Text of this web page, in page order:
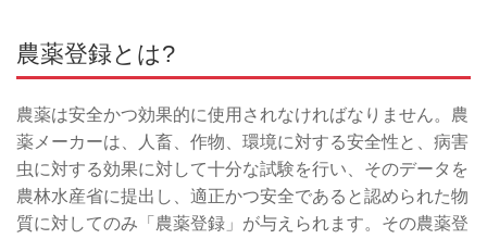
農薬登録とは?
農薬は安全かつ効果的に使用されなければなりません。農
薬メーカーは、人畜、作物、環境に対する安全性と、病害
虫に対する効果に対して十分な試験を行い、そのデータを
農林水産省に提出し、適正かつ安全であると認められた物
質に対してのみ「農薬登録」が与えられます。その農薬登